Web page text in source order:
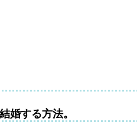
婚する方法。